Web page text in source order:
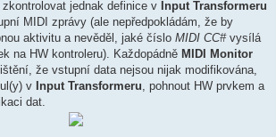
jednak definice v Input Transformeru
MIDI zprávy (ale nepředpokládám, že by
aktivitu a nevěděl, jaké číslo MIDI CC#vysílá
na HW kontroleru). Každopádně MIDI Monitor
že vstupní data nejsou nijak modifikována,
v Input Transformeru, pohnout HW prvkem a
dat.